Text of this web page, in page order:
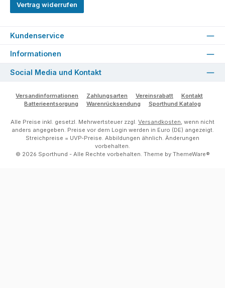
Vertrag widerrufen
Kundenservice
Informationen
Social Media und Kontakt
Versandinformationen Zahlungsarten Vereinsrabatt
Kontakt
Batterieentsorgung
Warenrücksendung Sporthund Katalog
Alle Preise inkl. gesetzl. Mehrwertsteuer zzgl. Versandkosten, wenn nicht
anders angegeben. Preise vor dem Login werden in Euro (DE) angezeigt.
Streichpreise = UVP-Preise. Abbildungen ähnlich. Änderungen
vorbehalten.
© 2026 Sporthund - Alle Rechte vorbehalten. Theme by ThemeWare®